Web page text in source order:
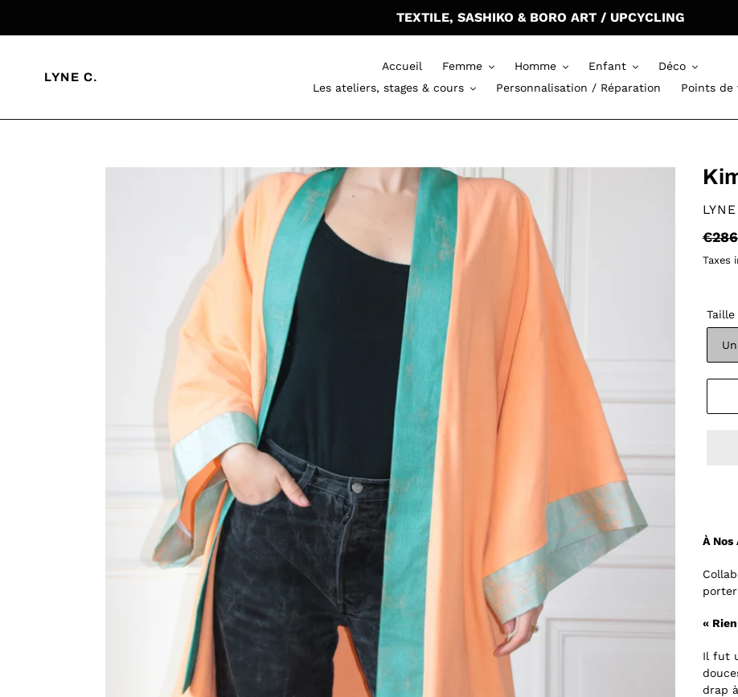
TEXTILE, SASHIKO & BORO ART / UPCYCLING
LYNE C.
Accueil Femme Homme Enfant
Déco
Les ateliers, stages & cours
Personnalisation / Réparation Points de
Prix
Taxes
Taille
À Nos
porter
«
Il fut
drap